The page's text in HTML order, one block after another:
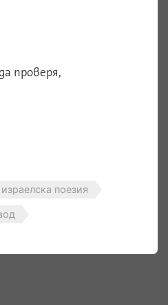
проверя,
израелска поезия